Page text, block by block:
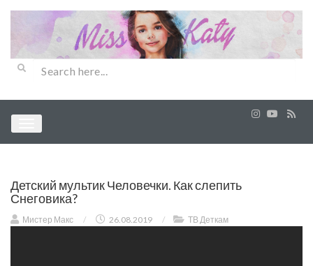
Детский мультик Человечки. Как слепить
Снеговика?
Мистер Макс / 26.08.2019 / ТВ Деткам